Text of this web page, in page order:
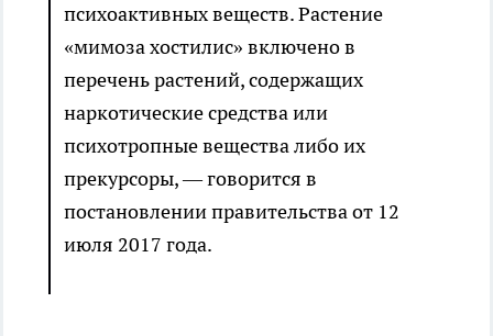
психоактивных веществ. Растение
«мимоза хостилис» включено в
перечень растений, содержащих
наркотические средства или
психотропные вещества либо их
прекурсоры, — говорится в
постановлении правительства от 12
июля 2017 года.